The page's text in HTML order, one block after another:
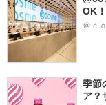
OK！
＠ｃ
季節
ア？